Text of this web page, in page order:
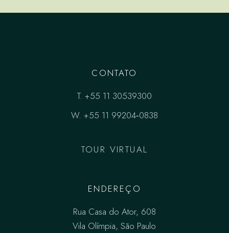
CONTATO
T. +55 11 30539300
W. +55 11 99204‑0838‬
TOUR VIRTUAL
ENDEREÇO
Rua Casa do Ator, 608
Vila Olímpia, São Paulo